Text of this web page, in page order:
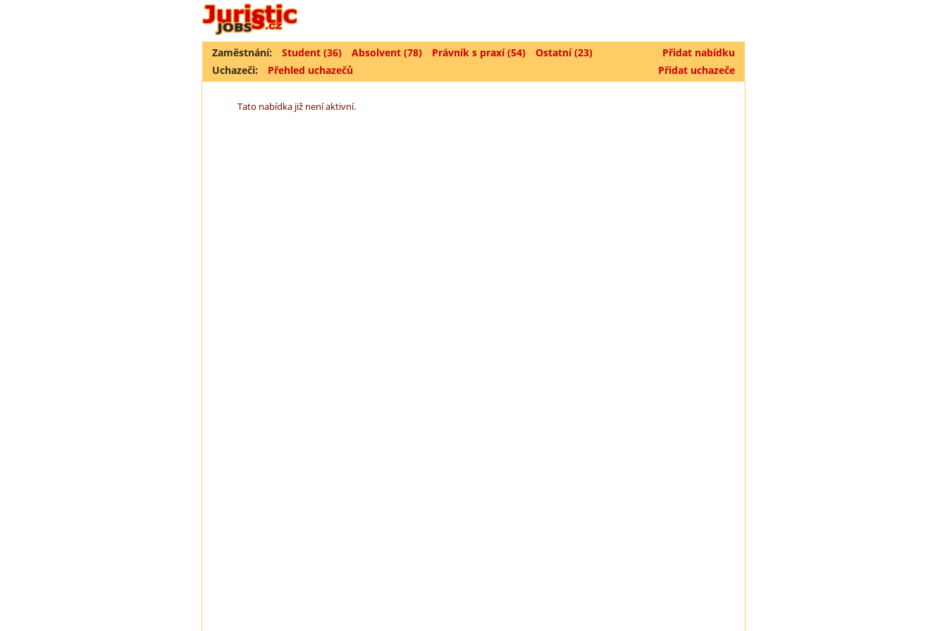
Zaměstnání: Student (36) Absolvent (78) Právník s praxí (54) Ostatní (23)
Přidat nabídku
Uchazeči:
Přehled uchazečů Přidat uchazeče
Tato nabídka již není aktivní.